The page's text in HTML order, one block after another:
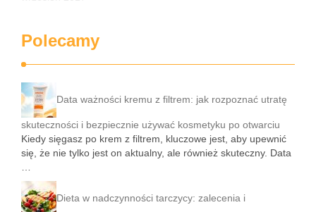
Polecamy
Data ważności kremu z filtrem: jak rozpoznać utratę
skuteczności i bezpiecznie używać kosmetyku po otwarciu
Kiedy sięgasz po krem z filtrem, kluczowe jest, aby upewnić
się, że nie tylko jest on aktualny, ale również skuteczny. Data
Dieta w nadczynności tarczycy: zalecenia i